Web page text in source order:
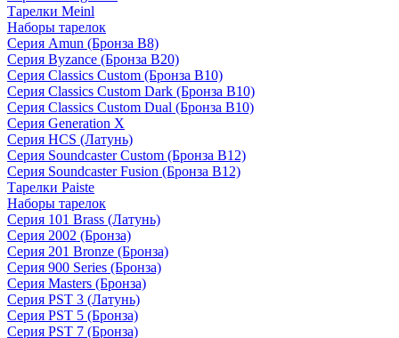
Тарелки Meinl
Наборы тарелок
Серия Amun (Бронза B8)
Серия Byzance (Бронза B20)
Серия Classics Custom (Бронза B10)
Серия Classics Custom Dark (Бронза B10)
Серия Classics Custom Dual (Бронза B10)
Серия Generation X
Серия HCS (Латунь)
Серия Soundcaster Custom (Бронза B12)
Серия Soundcaster Fusion (Бронза B12)
Тарелки Paiste
Наборы тарелок
Серия 101 Brass (Латунь)
Серия 2002 (Бронза)
Серия 201 Bronze (Бронза)
Серия 900 Series (Бронза)
Серия Masters (Бронза)
Серия PST 3 (Латунь)
Серия PST 5 (Бронза)
Серия PST 7 (Бронза)